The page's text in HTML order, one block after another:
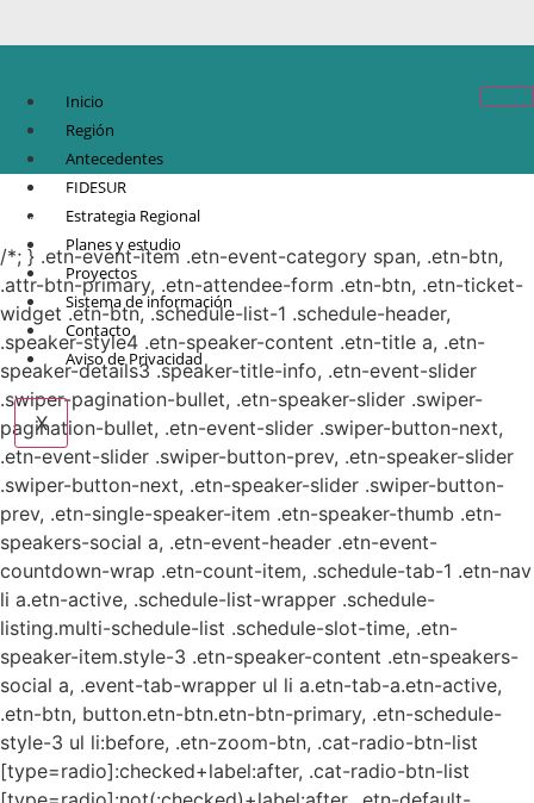
Inicio
Región
Antecedentes
FIDESUR
Estrategia Regional
Planes y estudio
Proyectos
Sistema de información
Contacto
Aviso de Privacidad
X
© Copyright 2021.
Sureste.
/*; } .etn-event-item .etn-event-category span, .etn-btn,
.attr-btn-primary, .etn-attendee-form .etn-btn, .etn-ticket-
widget .etn-btn, .schedule-list-1 .schedule-header,
.speaker-style4 .etn-speaker-content .etn-title a, .etn-
speaker-details3 .speaker-title-info, .etn-event-slider
.swiper-pagination-bullet, .etn-speaker-slider .swiper-
pagination-bullet, .etn-event-slider .swiper-button-next,
.etn-event-slider .swiper-button-prev, .etn-speaker-slider
.swiper-button-next, .etn-speaker-slider .swiper-button-
prev, .etn-single-speaker-item .etn-speaker-thumb .etn-
speakers-social a, .etn-event-header .etn-event-
countdown-wrap .etn-count-item, .schedule-tab-1 .etn-nav
li a.etn-active, .schedule-list-wrapper .schedule-
listing.multi-schedule-list .schedule-slot-time, .etn-
speaker-item.style-3 .etn-speaker-content .etn-speakers-
social a, .event-tab-wrapper ul li a.etn-tab-a.etn-active,
.etn-btn, button.etn-btn.etn-btn-primary, .etn-schedule-
style-3 ul li:before, .etn-zoom-btn, .cat-radio-btn-list
[type=radio]:checked+label:after, .cat-radio-btn-list